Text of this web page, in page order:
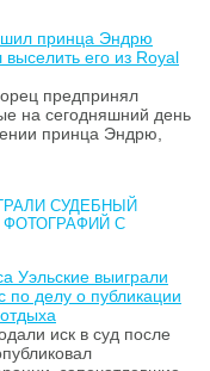
принца Эндрю
выселить его из Royal
предпринял
на сегодняшний день
принца Эндрю,
СУДЕБНЫЙ
С
Уэльские выиграли
по делу о публикации
иск в суд после